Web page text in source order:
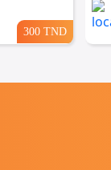
300 TND